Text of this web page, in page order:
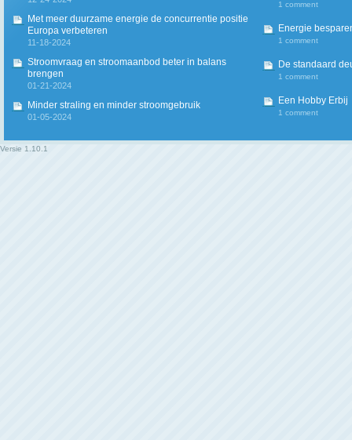
Met meer duurzame energie de concurrentie positie
Europa verbeteren
11-18-2024
Stroomvraag en stroomaanbod beter in balans
brengen
01-21-2024
Minder straling en minder stroomgebruik
01-05-2024
1 comment
Energie
1 comment
De standaard
1 comment
Een Hobby Erbij
1 comment
Versie 1.10.1